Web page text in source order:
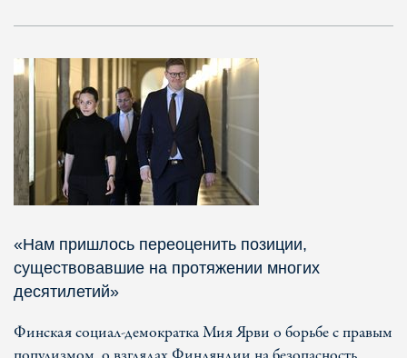
«Нам пришлось переоценить позиции,
существовавшие на протяжении многих
десятилетий»
Финская социал-демократка Мия Ярви о борьбе с правым